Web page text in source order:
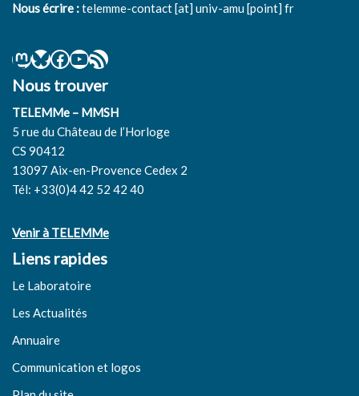
Nous écrire :telemme-contact [at] univ-amu [point] fr
Nous trouver
TELEMMe – MMSH
5 rue du Château de l’Horloge
CS 90412
13097 Aix-en-Provence Cedex 2
Tél: +33(0)4 42 52 42 40
Venir à TELEMMe
Liens rapides
Le Laboratoire
Les Actualités
Annuaire
Communication et logos